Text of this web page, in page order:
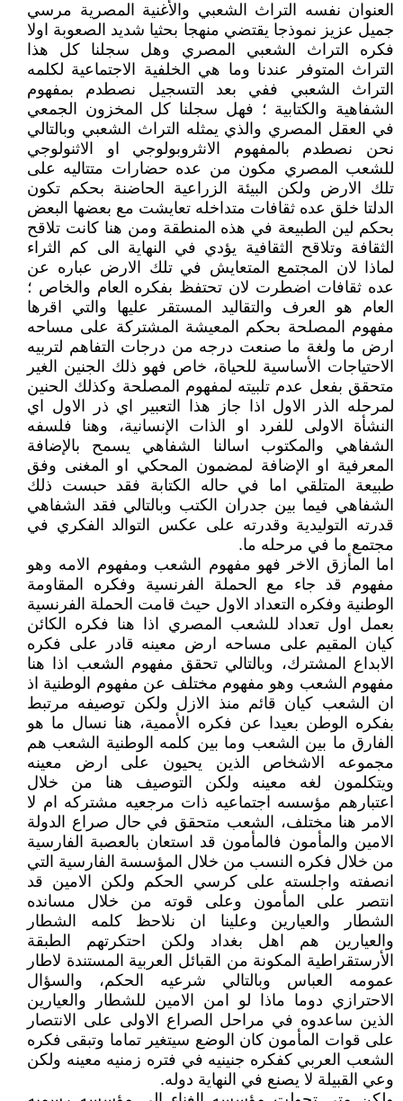
العنوان نفسه التراث الشعبي والأغنية المصرية مرسي
جميل عزيز نموذجا يقتضي منهجا بحثيا شديد الصعوبة اولا
فكره التراث الشعبي المصري وهل سجلنا كل هذا
التراث المتوفر عندنا وما هي الخلفية الاجتماعية لكلمه
التراث الشعبي ففي بعد التسجيل نصطدم بمفهوم
الشفاهية والكتابية ؛ فهل سجلنا كل المخزون الجمعي
في العقل المصري والذي يمثله التراث الشعبي وبالتالي
نحن نصطدم بالمفهوم الانثروبولوجي او الاثنولوجي
للشعب المصري مكون من عده حضارات متتاليه على
تلك الارض ولكن البيئة الزراعية الحاضنة بحكم تكون
الدلتا خلق عده ثقافات متداخله تعايشت مع بعضها البعض
بحكم لين الطبيعة في هذه المنطقة ومن هنا كانت تلاقح
الثقافة وتلاقح الثقافية يؤدي في النهاية الى كم الثراء
لماذا لان المجتمع المتعايش في تلك الارض عباره عن
عده ثقافات اضطرت لان تحتفظ بفكره العام والخاص ؛
العام هو العرف والتقاليد المستقر عليها والتي اقرها
مفهوم المصلحة بحكم المعيشة المشتركة على مساحه
ارض ما ولغة ما صنعت درجه من درجات التفاهم لتربيه
الاحتياجات الأساسية للحياة، خاص فهو ذلك الجنين الغير
متحقق بفعل عدم تلبيته لمفهوم المصلحة وكذلك الحنين
لمرحله الذر الاول اذا جاز هذا التعبير اي ذر الاول اي
النشأة الاولى للفرد او الذات الإنسانية، وهنا فلسفه
الشفاهي والمكتوب اسالنا الشفاهي يسمح بالإضافة
المعرفية او الإضافة لمضمون المحكي او المغنى وفق
طبيعة المتلقي اما في حاله الكتابة فقد حبست ذلك
الشفاهي فيما بين جدران الكتب وبالتالي فقد الشفاهي
قدرته التوليدية وقدرته على عكس التوالد الفكري في
مجتمع ما في مرحله ما.
اما المأزق الاخر فهو مفهوم الشعب ومفهوم الامه وهو
مفهوم قد جاء مع الحملة الفرنسية وفكره المقاومة
الوطنية وفكره التعداد الاول حيث قامت الحملة الفرنسية
بعمل اول تعداد للشعب المصري اذا هنا فكره الكائن
كيان المقيم على مساحه ارض معينه قادر على فكره
الابداع المشترك، وبالتالي تحقق مفهوم الشعب اذا هنا
مفهوم الشعب وهو مفهوم مختلف عن مفهوم الوطنية اذ
ان الشعب كيان قائم منذ الازل ولكن توصيفه مرتبط
بفكره الوطن بعيدا عن فكره الأممية، هنا نسال ما هو
الفارق ما بين الشعب وما بين كلمه الوطنية الشعب هم
مجموعه الاشخاص الذين يحيون على ارض معينه
ويتكلمون لغه معينه ولكن التوصيف هنا من خلال
اعتبارهم مؤسسه اجتماعيه ذات مرجعيه مشتركه ام لا
الامر هنا مختلف، الشعب متحقق في حال صراع الدولة
الامين والمأمون فالمأمون قد استعان بالعصبة الفارسية
من خلال فكره النسب من خلال المؤسسة الفارسية التي
انصفته واجلسته على كرسي الحكم ولكن الامين قد
انتصر على المأمون وعلى قوته من خلال مسانده
الشطار والعيارين وعلينا ان نلاحظ كلمه الشطار
والعيارين هم اهل بغداد ولكن احتكرتهم الطبقة
الأرستقراطية المكونة من القبائل العربية المستندة لاطار
عمومه العباس وبالتالي شرعيه الحكم، والسؤال
الاحترازي دوما ماذا لو امن الامين للشطار والعيارين
الذين ساعدوه في مراحل الصراع الاولى على الانتصار
على قوات المأمون كان الوضع سيتغير تماما وتبقى فكره
الشعب العربي كفكره جنينيه في فتره زمنيه معينه ولكن
وعي القبيلة لا يصنع في النهاية دوله.